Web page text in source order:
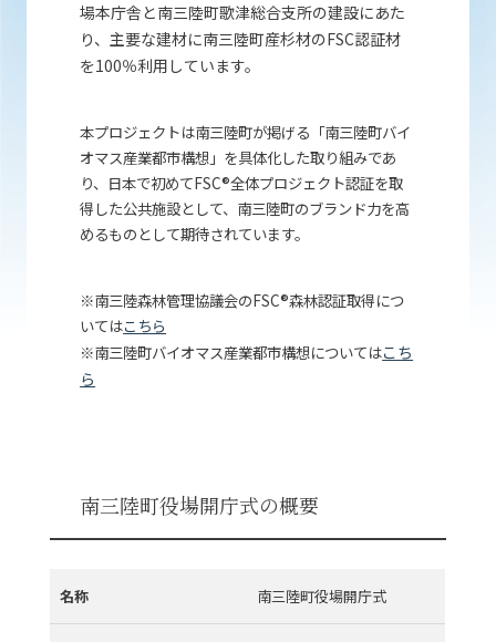
場本庁舎と南三陸町歌津総合支所の建設にあた
り、主要な建材に南三陸町産杉材のFSC認証材
を100％利用しています。
本プロジェクトは南三陸町が掲げる「南三陸町バイ
オマス産業都市構想」を具体化した取り組みであ
り、日本で初めてFSC®全体プロジェクト認証を取
得した公共施設として、南三陸町のブランド力を高
めるものとして期待されています。
※南三陸森林管理協議会のFSC®森林認証取得につ
いてはこちら
※南三陸町バイオマス産業都市構想についてはこち
ら
南三陸町役場開庁式の概要
名称 南三陸町役場開庁式